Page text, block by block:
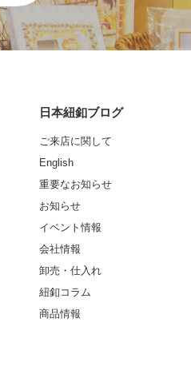
日本紐釦ブログ
ご来店に関して
English
重要なお知らせ
お知らせ
イベント情報
会社情報
卸売・仕入れ
紐釦コラム
商品情報